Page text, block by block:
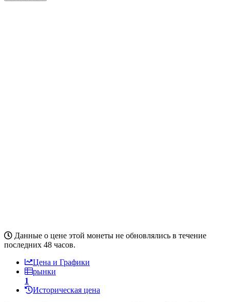
Данные о цене этой монеты не обновлялись в течение
последних 48 часов.
Цена и Графики
рынки
1
Историческая цена